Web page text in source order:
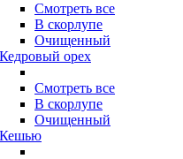
Смотреть все
В скорлупе
Очищенный
Кедровый орех
Смотреть все
В скорлупе
Очищенный
Кешью